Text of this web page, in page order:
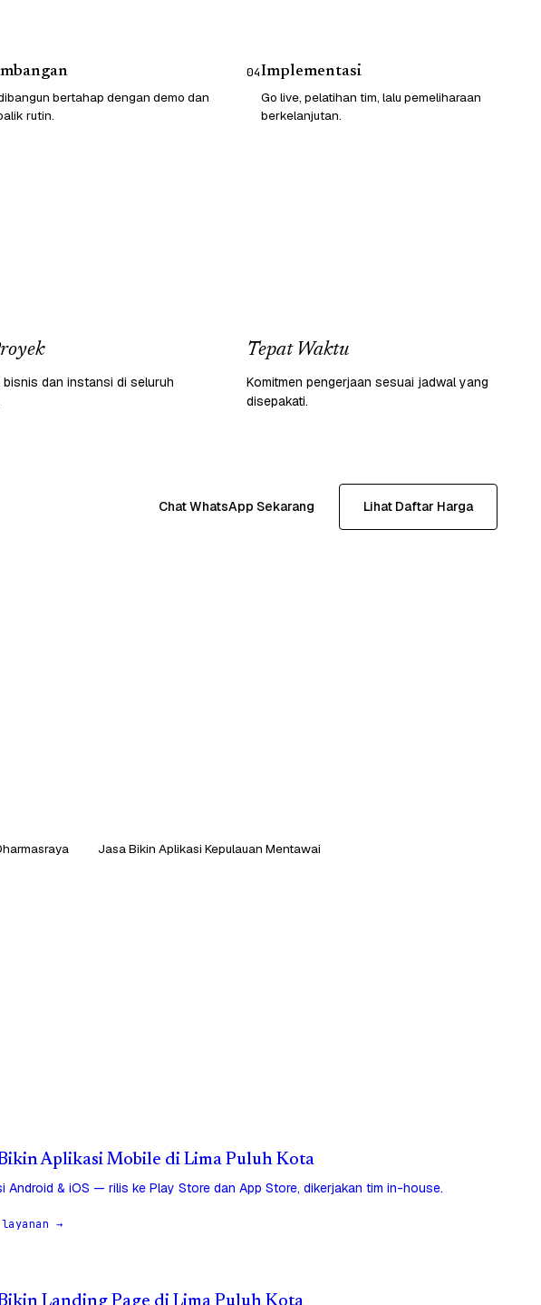
bertahap dengan demo dan
rutin.
04Implementasi
Go live, pelatihan tim, lalu pemeliharaan
berkelanjutan.
bisnis dan instansi di seluruh
Tepat Waktu
Komitmen pengerjaan sesuai jadwal yang
disepakati.
Chat WhatsApp Sekarang Lihat Daftar Harga
Jasa Bikin Aplikasi Kepulauan Mentawai
Aplikasi Mobile di Lima Puluh Kota
Android & iOS — rilis ke Play Store dan App Store, dikerjakan tim in-house.
→